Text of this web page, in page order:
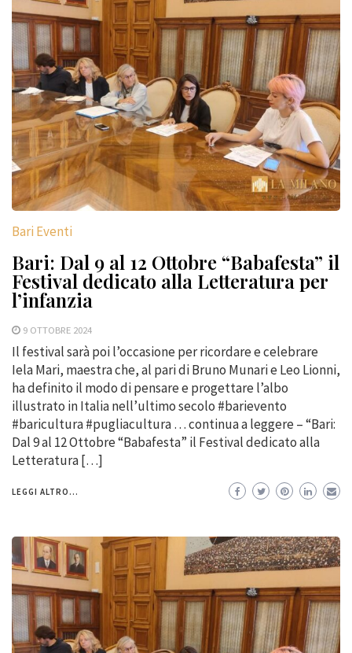
Bari Eventi
Bari: Dal 9 al 12 Ottobre “Babafesta” il
Festival dedicato alla Letteratura per
l’infanzia
9 OTTOBRE 2024
Il festival sarà poi l’occasione per ricordare e celebrare
Iela Mari, maestra che, al pari di Bruno Munari e Leo Lionni,
ha definito il modo di pensare e progettare l’albo
illustrato in Italia nell’ultimo secolo #barievento
#baricultura #pugliacultura … continua a leggere – “Bari:
Dal 9 al 12 Ottobre “Babafesta” il Festival dedicato alla
Letteratura […]
LEGGI ALTRO...